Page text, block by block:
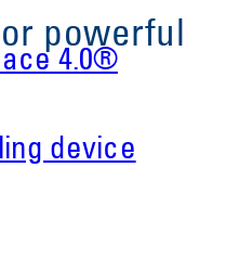
4.0®
device
powerful